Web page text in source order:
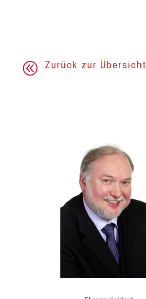
@ Zurück zur Übersicht